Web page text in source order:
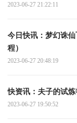
2023-06-27 21:22:11
今日快讯：梦幻诛
程）
2023-06-27 20:48:19
快资讯：夫子的试
2023-06-27 19:50:52